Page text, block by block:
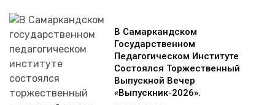
В Самаркандском
Государственном
Педагогическом Институте
Состоялся Торжественный
Выпускной Вечер
«Выпускник-2026».